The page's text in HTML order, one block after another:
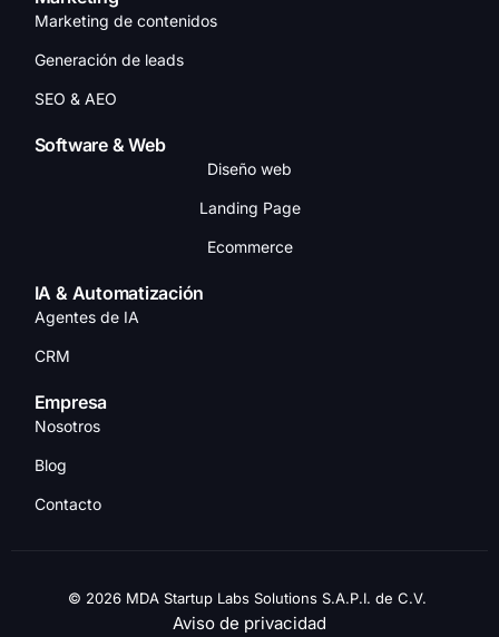
Marketing de contenidos
Generación de leads
SEO & AEO
Software & Web
Diseño web
Landing Page
Ecommerce
IA & Automatización
Agentes de IA
CRM
Empresa
Nosotros
Blog
Contacto
© 2026 MDA Startup Labs Solutions S.A.P.I. de C.V.
Aviso de privacidad
Hablar con ventas